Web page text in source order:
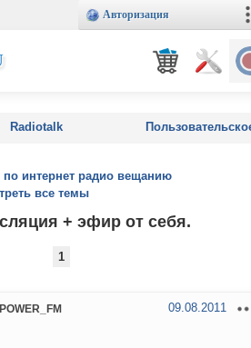
Авторизация
Radiotalk
интернет радио вещанию
все темы
+ эфир от себя.
1
09.08.2011